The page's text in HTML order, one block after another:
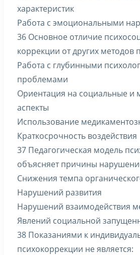
характеристик
Работа с эмоциональными
36 Основное отличие
коррекции от других
Работа с глубинными
проблемами
Ориентация на социальные и
аспекты
Использование
Краткосрочность воздействия
37 Педагогическая модель
объясняет причины
Снижения темпа
Нарушений развития
Нарушений взаимодействия
Явлений социальной
38 Показаниями к
психокоррекции не является: